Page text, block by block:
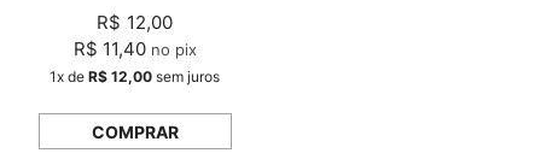
R$ 12,00
R$ 11,40 no pix
1x deR$ 12,00 sem juros
COMPRAR